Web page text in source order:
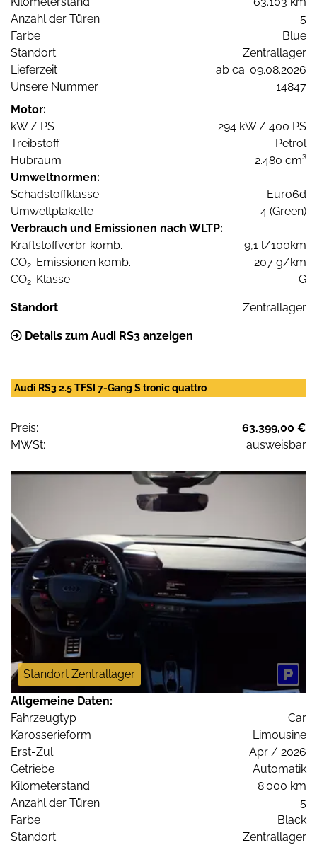
Anzahl der Türen
5
Farbe
Blue
Standort
Zentrallager
Lieferzeit
ab ca. 09.08.2026
Unsere Nummer
14847
Motor:
kW / PS
294 kW / 400 PS
Treibstoff
Petrol
Hubraum
2.480 cm³
Umweltnormen:
Schadstoffklasse
Euro6d
Umweltplakette
4 (Green)
Verbrauch und Emissionen nach WLTP:
Kraftstoffverbr. komb.
9,1 l/100km
CO2-Emissionen komb.
207 g/km
CO2-Klasse G
Standort Zentrallager
Details zum Audi RS3 anzeigen
Audi RS3 2.5 TFSI 7-Gang S tronic quattro
Preis:
63.399,00 €
MWSt:
ausweisbar
Standort Zentrallager
Allgemeine Daten:
Fahrzeugtyp
Car
Karosserieform
Limousine
Erst-Zul.
Apr / 2026
Getriebe
Automatik
Kilometerstand
8.000 km
Anzahl der Türen
5
Farbe
Black
Standort
Zentrallager